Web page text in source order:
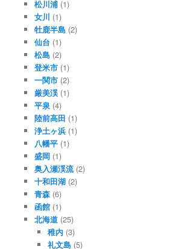
松川浦(1)
女川 (1)
牡鹿半島(2)
仙台 (1)
松島(2)
登米市(1)
一関市(2)
厳美渓(1)
平泉 (4)
陸前高田 (1)
浄土ヶ浜(1)
八幡平(1)
盛岡(1)
奥入瀬渓流(2)
十和田湖(2)
青森(6)
函館(1)
北海道(25)
稚内 (3)
礼文島 (5)